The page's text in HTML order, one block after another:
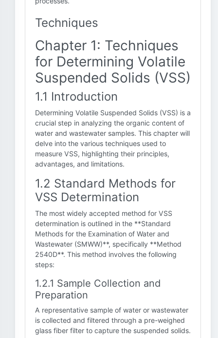
Techniques
Chapter 1: Techniques
for Determining Volatile
Suspended Solids (VSS)
1.1 Introduction
Determining Volatile Suspended Solids (VSS) is a
crucial step in analyzing the organic content of
water and wastewater samples. This chapter will
delve into the various techniques used to
measure VSS, highlighting their principles,
advantages, and limitations.
1.2 Standard Methods for
VSS Determination
The most widely accepted method for VSS
determination is outlined in the **Standard
Methods for the Examination of Water and
Wastewater (SMWW)**, specifically **Method
2540D**. This method involves the following
steps:
1.2.1 Sample Collection and
Preparation
A representative sample of water or wastewater
is collected and filtered through a pre-weighed
glass fiber filter to capture the suspended solids.